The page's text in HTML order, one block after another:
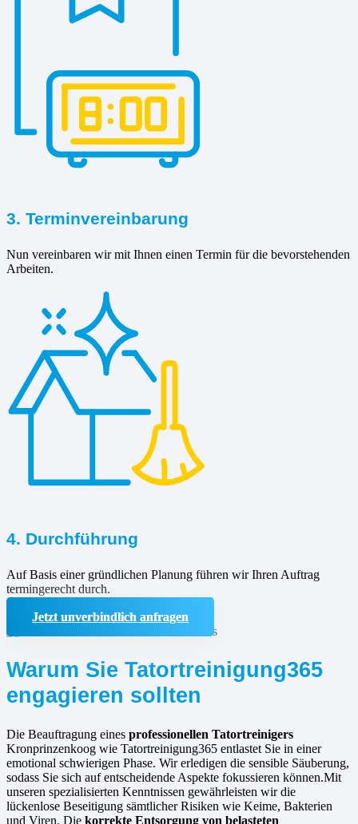
3. Terminvereinbarung
Nun vereinbaren wir mit Ihnen einen Termin für die bevorstehenden
Arbeiten.
4. Durchführung
Auf Basis einer gründlichen Planung führen wir Ihren Auftrag
termingerecht durch.
Jetzt unverbindlich anfragen
Warum Sie Tatortreinigung365
engagieren sollten
Die Beauftragung eines professionellen Tatortreinigers
Kronprinzenkoog wie Tatortreinigung365 entlastet Sie in einer
emotional schwierigen Phase. Wir erledigen die sensible Säuberung,
sodass Sie sich auf entscheidende Aspekte fokussieren können.Mit
unseren spezialisierten Kenntnissen gewährleisten wir die
lückenlose Beseitigung sämtlicher Risiken wie Keime, Bakterien
und Viren. Die korrekte Entsorgung von belasteten